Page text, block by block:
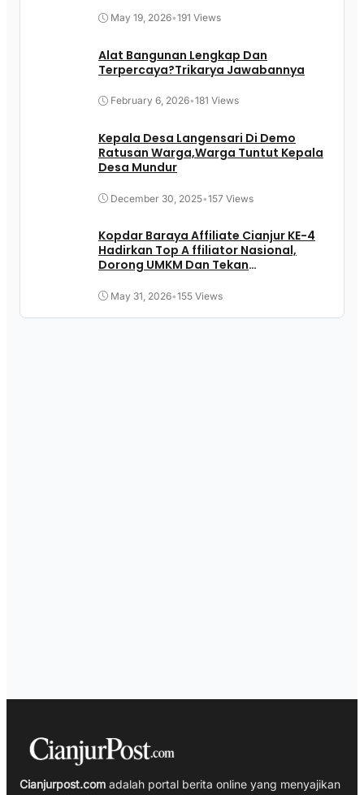
May 19, 2026•191 Views
Alat Bangunan Lengkap Dan
Terpercaya?Trikarya Jawabannya
February 6, 2026•181 Views
Kepala Desa Langensari Di Demo
Ratusan Warga,Warga Tuntut Kepala
Desa Mundur
December 30, 2025•157 Views
Kopdar Baraya Affiliate Cianjur KE-4
Hadirkan Top A ffiliator Nasional,
Dorong UMKM Dan Tekan
May 31, 2026•155 Views
Cianjurpost.com adalah portal berita online yang menyajikan